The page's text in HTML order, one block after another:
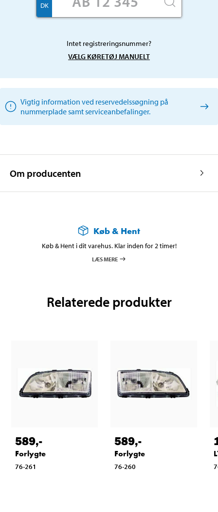
DK
Intet registreringsnummer?
VÆLG KØRETØJ MANUELT
Vigtig information ved reservedelssøgning på
nummerplade samt serviceanbefalinger.
Om producenten
Køb & Hent
Køb & Hent i dit varehus. Klar inden for 2 timer!
LÆS MERE
Relaterede produkter
589,-
Forlygte
76-261
589,-
Forlygte
76-260